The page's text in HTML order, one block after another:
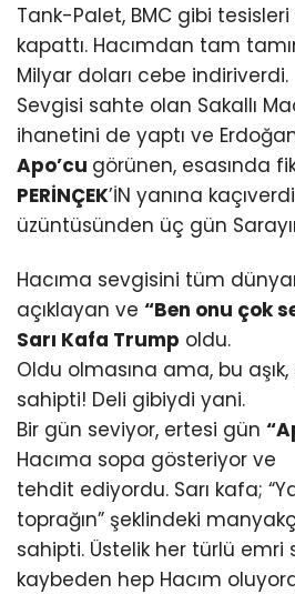
Tank-Palet, BMC gibi
kapattı. Hacımdan tam
Milyar doları cebe indiriverdi.
Sevgisi sahte olan Sakallı
ihanetini de yaptı ve
Apo’cu görünen, esasında
PERİNÇEK’İN yanına
üzüntüsünden üç gün
Hacıma sevgisini tüm
açıklayan ve “Ben onu çok
Sarı Kafa Trump oldu.
Oldu olmasına ama, bu
sahipti! Deli gibiydi yani.
Bir gün seviyor, ertesi gün
Hacıma sopa gösteriyor ve
tehdit ediyordu. Sarı kafa;
toprağın” şeklindeki
sahipti. Üstelik her türlü emri
kaybeden hep Hacım